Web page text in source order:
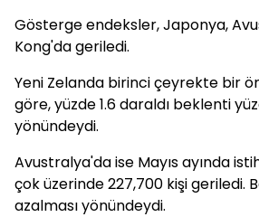
Gösterge endeksler, Japonya,
Kong'da geriledi.
Yeni Zelanda birinci çeyrekte bir
göre, yüzde 1.6 daraldı beklenti
yönündeydi.
Avustralya'da ise Mayıs ayında
çok üzerinde 227,700 kişi geriledi.
azalması yönündeydi.